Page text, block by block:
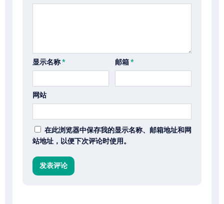
显示名称* 邮箱*
网站
在此浏览器中保存我的显示名称、邮箱地址和网
站地址，以便下次评论时使用。